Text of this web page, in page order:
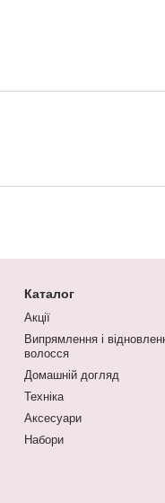
Каталог
Акції
Випрямлення і
волосся
Домашній догляд
Техніка
Аксесуари
Набори